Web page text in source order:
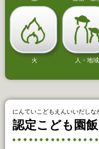
火 人・地域
にんていこどもえんいいだしな
認定こども園